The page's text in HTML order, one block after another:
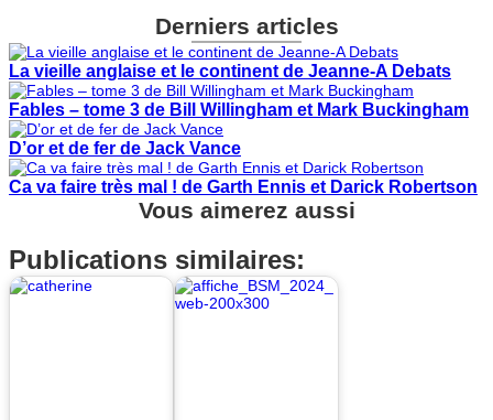
Derniers articles
La vieille anglaise et le continent de Jeanne-A Debats
Fables – tome 3 de Bill Willingham et Mark Buckingham
D’or et de fer de Jack Vance
Ca va faire très mal ! de Garth Ennis et Darick Robertson
Vous aimerez aussi
Publications similaires: